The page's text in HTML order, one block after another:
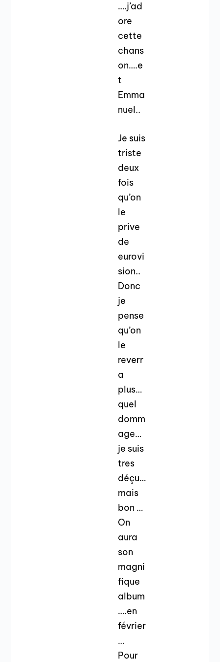
….j’ad
ore
cette
chans
on….e
t
Emma
nuel..
Je suis
triste
deux
fois
qu’on
le
prive
de
eurovi
sion..
Donc
je
pense
qu’on
le
reverr
a
plus…
quel
domm
age…
je suis
tres
déçu…
mais
bon …
On
aura
son
magni
fique
album
….en
février
…
Pour